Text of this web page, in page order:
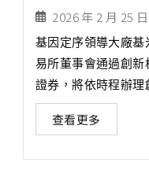
2026 年 2 月 25 日
基因定序領導大廠
易所董事會通過創
證券，將依時程辦理
查看更多